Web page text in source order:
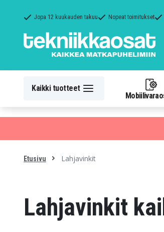
Jopa 12 kuukauden takuu Nopeat toimitukset
Kaikki tuotteet
Etusivu Lahjavinkit
Lahjavinkit